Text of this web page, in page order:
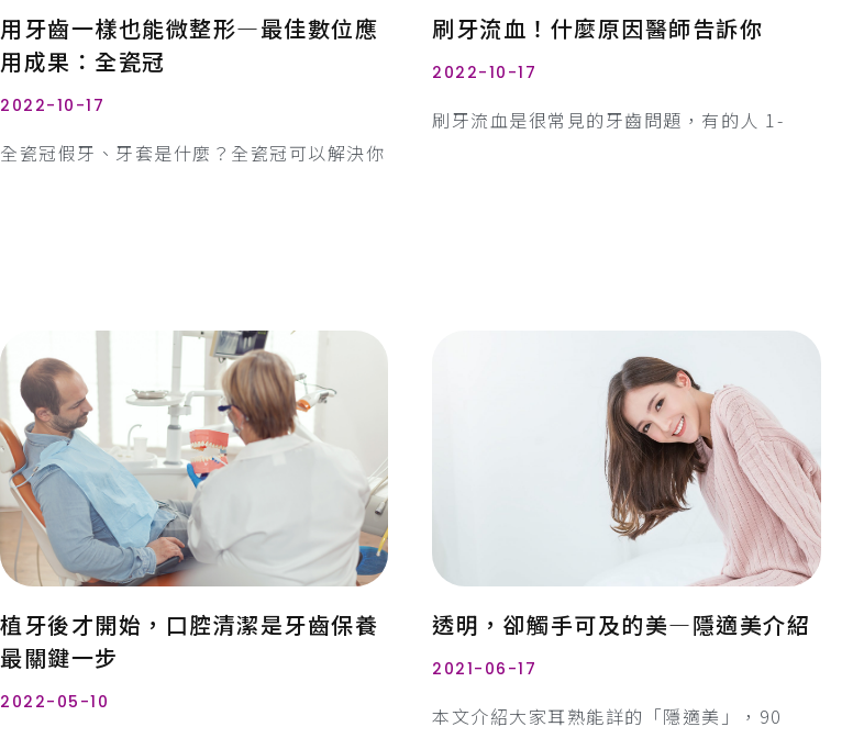
用牙齒一樣也能微整形—最佳數位應
用成果：全瓷冠
2022-10-17
全瓷冠假牙、牙套是什麼？全瓷冠可以解決你
刷牙流血！什麼原因醫師告訴你
2022-10-17
刷牙流血是很常見的牙齒問題，有的人 1-
植牙後才開始，口腔清潔是牙齒保養
最關鍵一步
2022-05-10
透明，卻觸手可及的美—隱適美介紹
2021-06-17
本文介紹大家耳熟能詳的「隱適美」，90